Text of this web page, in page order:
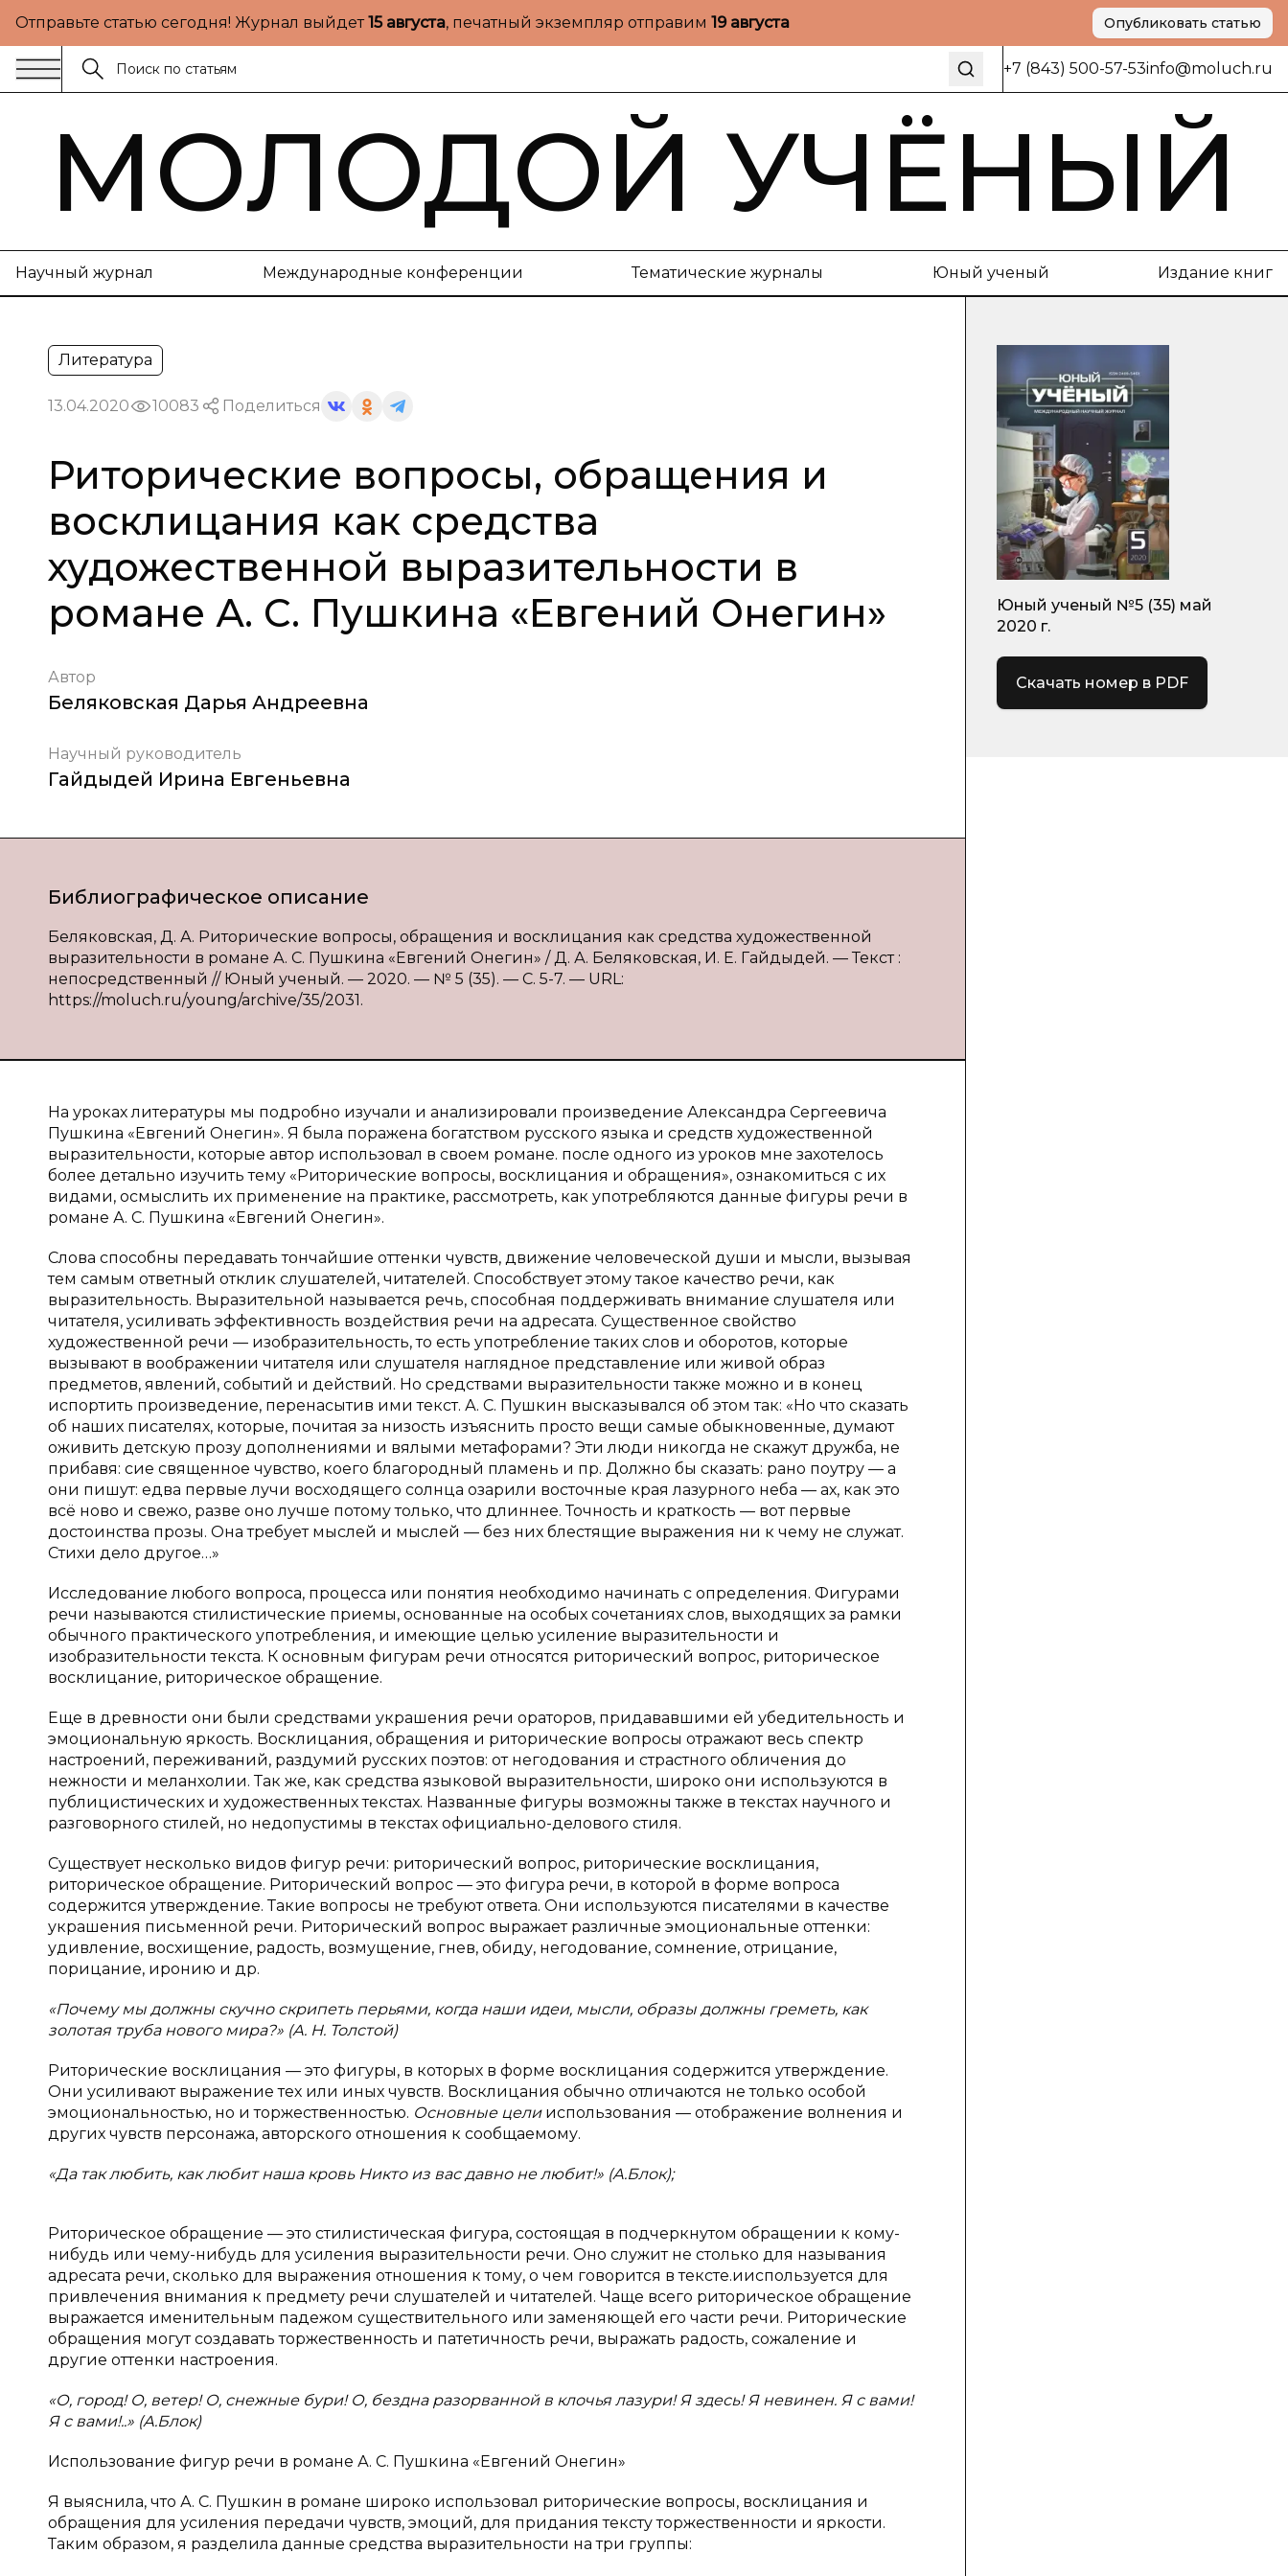
Отправьте статью сегодня! Журнал выйдет15 августа, печатный экземпляр отправим 19 августа Опубликовать статью
+7 (843) 500-57-53info@moluch.ru
МОЛОДОЙ УЧЁНЫЙ
Научный журнал Международные конференции Тематические журналы Юный ученый Издание книг
Литература
13.04.2020 10083 Поделиться
Риторические вопросы, обращения и
восклицания как средства
художественной выразительности в
романе А. С. Пушкина «Евгений Онегин»
Автор
Беляковская Дарья Андреевна
Научный руководитель
Гайдыдей Ирина Евгеньевна
Библиографическое описание
Беляковская, Д. А. Риторические вопросы, обращения и восклицания как средства художественной
выразительности в романе А. С. Пушкина «Евгений Онегин» / Д. А. Беляковская, И. Е. Гайдыдей. — Текст :
непосредственный // Юный ученый. — 2020. — № 5 (35). — С. 5-7. — URL:
https://moluch.ru/young/archive/35/2031.
На уроках литературы мы подробно изучали и анализировали произведение Александра Сергеевича
Пушкина «Евгений Онегин». Я была поражена богатством русского языка и средств художественной
выразительности, которые автор использовал в своем романе. после одного из уроков мне захотелось
более детально изучить тему «Риторические вопросы, восклицания и обращения», ознакомиться с их
видами, осмыслить их применение на практике, рассмотреть, как употребляются данные фигуры речи в
романе А. С. Пушкина «Евгений Онегин».
Слова способны передавать тончайшие оттенки чувств, движение человеческой души и мысли, вызывая
тем самым ответный отклик слушателей, читателей. Способствует этому такое качество речи, как
выразительность. Выразительной называется речь, способная поддерживать внимание слушателя или
читателя, усиливать эффективность воздействия речи на адресата. Существенное свойство
художественной речи — изобразительность, то есть употребление таких слов и оборотов, которые
вызывают в воображении читателя или слушателя наглядное представление или живой образ
предметов, явлений, событий и действий. Но средствами выразительности также можно и в конец
испортить произведение, перенасытив ими текст. А. С. Пушкин высказывался об этом так: «Но что сказать
об наших писателях, которые, почитая за низость изъяснить просто вещи самые обыкновенные, думают
оживить детскую прозу дополнениями и вялыми метафорами? Эти люди никогда не скажут дружба, не
прибавя: сие священное чувство, коего благородный пламень и пр. Должно бы сказать: рано поутру — а
они пишут: едва первые лучи восходящего солнца озарили восточные края лазурного неба — ах, как это
всё ново и свежо, разве оно лучше потому только, что длиннее. Точность и краткость — вот первые
достоинства прозы. Она требует мыслей и мыслей — без них блестящие выражения ни к чему не служат.
Стихи дело другое…»
Исследование любого вопроса, процесса или понятия необходимо начинать с определения. Фигурами
речи называются стилистические приемы, основанные на особых сочетаниях слов, выходящих за рамки
обычного практического употребления, и имеющие целью усиление выразительности и
изобразительности текста. К основным фигурам речи относятся риторический вопрос, риторическое
восклицание, риторическое обращение.
Еще в древности они были средствами украшения речи ораторов, придававшими ей убедительность и
эмоциональную яркость. Восклицания, обращения и риторические вопросы отражают весь спектр
настроений, переживаний, раздумий русских поэтов: от негодования и страстного обличения до
нежности и меланхолии. Так же, как средства языковой выразительности, широко они используются в
публицистических и художественных текстах. Названные фигуры возможны также в текстах научного и
разговорного стилей, но недопустимы в текстах официально-делового стиля.
Существует несколько видов фигур речи: риторический вопрос, риторические восклицания,
риторическое обращение. Риторический вопрос — это фигура речи, в которой в форме вопроса
содержится утверждение. Такие вопросы не требуют ответа. Они используются писателями в качестве
украшения письменной речи. Риторический вопрос выражает различные эмоциональные оттенки:
удивление, восхищение, радость, возмущение, гнев, обиду, негодование, сомнение, отрицание,
порицание, иронию и др.
«Почему мы должны скучно скрипеть перьями, когда наши идеи, мысли, образы должны греметь, как
золотая труба нового мира?» (А. Н. Толстой)
Риторические восклицания — это фигуры, в которых в форме восклицания содержится утверждение.
Они усиливают выражение тех или иных чувств. Восклицания обычно отличаются не только особой
эмоциональностью, но и торжественностью. Основные цели использования — отображение волнения и
других чувств персонажа, авторского отношения к сообщаемому.
«Да так любить, как любит наша кровь Никто из вас давно не любит!» (А.Блок);
Риторическое обращение — это стилистическая фигура, состоящая в подчеркнутом обращении к кому-
нибудь или чему-нибудь для усиления выразительности речи. Оно служит не столько для называния
адресата речи, сколько для выражения отношения к тому, о чем говорится в тексте.ииспользуется для
привлечения внимания к предмету речи слушателей и читателей. Чаще всего риторическое обращение
выражается именительным падежом существительного или заменяющей его части речи. Риторические
обращения могут создавать торжественность и патетичность речи, выражать радость, сожаление и
другие оттенки настроения.
«О, город! О, ветер! О, снежные бури! О, бездна разорванной в клочья лазури! Я здесь! Я невинен. Я с вами!
Я с вами!..» (А.Блок)
Использование фигур речи в романе А. С. Пушкина «Евгений Онегин»
Я выяснила, что А. С. Пушкин в романе широко использовал риторические вопросы, восклицания и
обращения для усиления передачи чувств, эмоций, для придания тексту торжественности и яркости.
Таким образом, я разделила данные средства выразительности на три группы:
Юный ученый №5 (35) май
2020 г.
Скачать номер в PDF